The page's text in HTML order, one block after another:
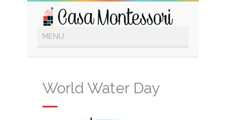
World Water Day